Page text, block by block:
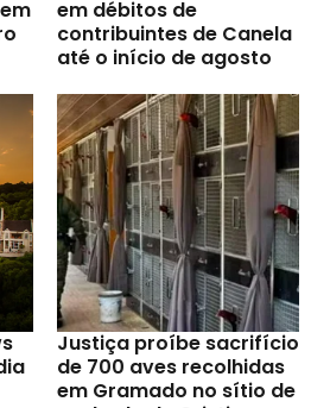
em débitos de
contribuintes de Canela
até o início de agosto
Justiça proíbe sacrifício
de 700 aves recolhidas
em Gramado no sítio de